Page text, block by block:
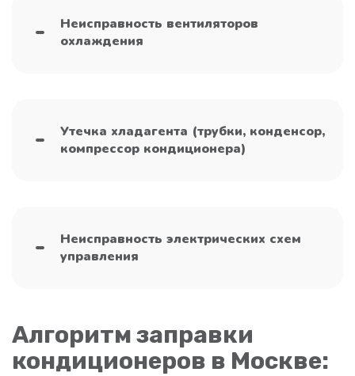
Неисправность вентиляторов
охлаждения
Утечка хладагента (трубки, конденсор,
компрессор кондиционера)
Неисправность электрических схем
управления
Алгоритм заправки
кондиционеров в Москве: